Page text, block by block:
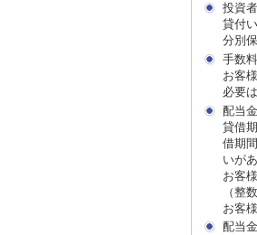
投資
貸付
分別
手数
お客
必要
配当
貸借
借期
いが
お客
（整
お客
配当